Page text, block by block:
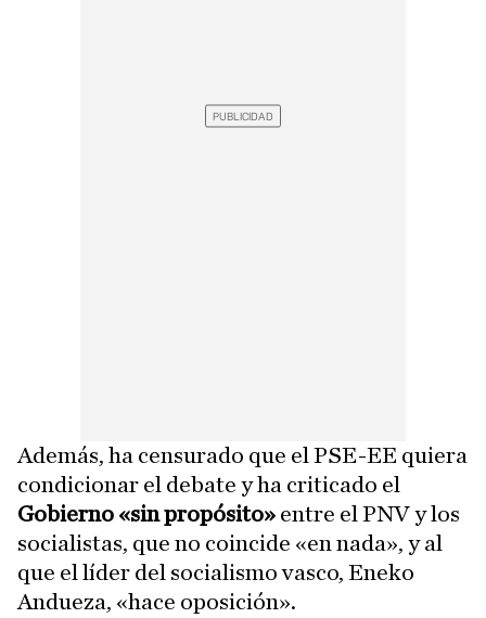
Además, ha censurado que el PSE-EE quiera
condicionar el debate y ha criticado el
Gobierno «sin propósito» entre el PNV y los
socialistas, que no coincide «en nada», y al
que el líder del socialismo vasco, Eneko
Andueza, «hace oposición».